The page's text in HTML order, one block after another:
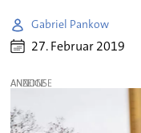
Gabriel Pankow
27. Februar 2019
ANZEIGE